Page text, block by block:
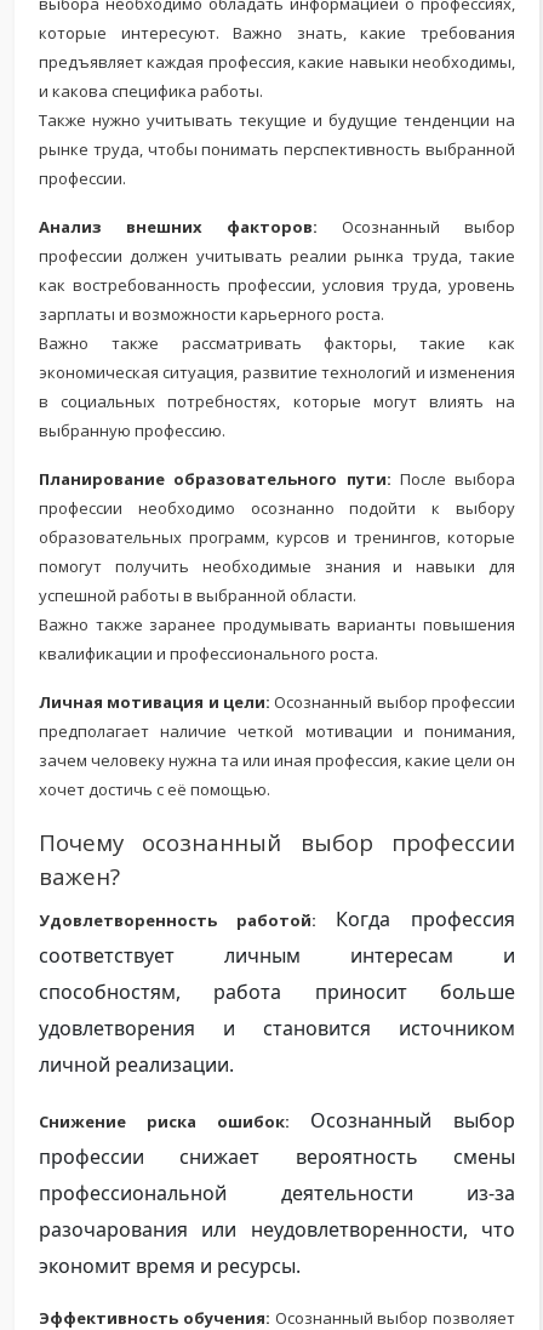
которые интересуют. Важно знать, какие требования
предъявляет каждая профессия, какие навыки необходимы,
и какова специфика работы.
Также нужно учитывать текущие и будущие тенденции на
рынке труда, чтобы понимать перспективность выбранной
профессии.
Анализ внешних факторов: Осознанный выбор
профессии должен учитывать реалии рынка труда, такие
как востребованность профессии, условия труда, уровень
зарплаты и возможности карьерного роста.
Важно также рассматривать факторы, такие как
экономическая ситуация, развитие технологий и изменения
в социальных потребностях, которые могут влиять на
выбранную профессию.
Планирование образовательного пути: После выбора
профессии необходимо осознанно подойти к выбору
образовательных программ, курсов и тренингов, которые
помогут получить необходимые знания и навыки для
успешной работы в выбранной области.
Важно также заранее продумывать варианты повышения
квалификации и профессионального роста.
Личная мотивация и цели: Осознанный выбор профессии
предполагает наличие четкой мотивации и понимания,
зачем человеку нужна та или иная профессия, какие цели он
хочет достичь с её помощью.
Почему осознанный выбор профессии
важен?
Удовлетворенность работой: Когда профессия
соответствует личным интересам и
способностям, работа приносит больше
удовлетворения и становится источником
личной реализации.
Снижение риска ошибок: Осознанный выбор
профессии снижает вероятность смены
профессиональной деятельности из-за
разочарования или неудовлетворенности, что
экономит время и ресурсы.
Эффективность обучения: Осознанный выбор позволяет